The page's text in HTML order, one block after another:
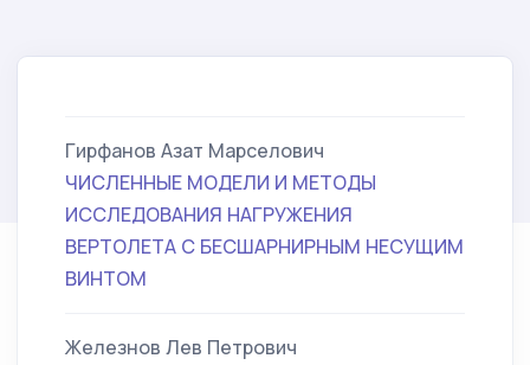
Гирфанов Азат Марселович
ЧИСЛЕННЫЕ МОДЕЛИ И МЕТОДЫ
ИССЛЕДОВАНИЯ НАГРУЖЕНИЯ
ВЕРТОЛЕТА С БЕСШАРНИРНЫМ НЕСУЩИМ
ВИНТОМ
Железнов Лев Петрович